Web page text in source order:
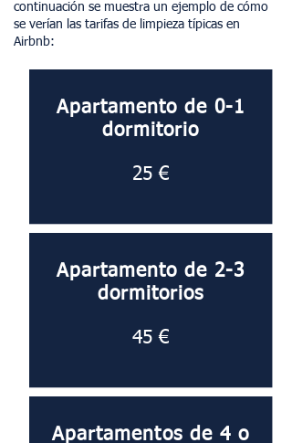
continuación se muestra un ejemplo de cómo
se verían las tarifas de limpieza típicas en
Airbnb:
Apartamento de 0-1
dormitorio
25 €
Apartamento de 2-3
dormitorios
45 €
Apartamentos de 4 o